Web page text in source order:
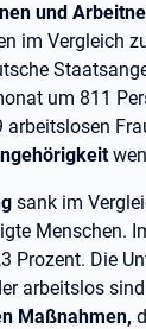
und
im Vergleich
um 811
sank im
Menschen.
Prozent. Die
arbeitslos
Maßnahmen,